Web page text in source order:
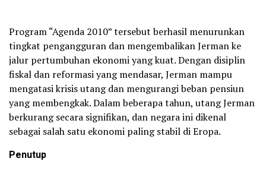
Program “Agenda 2010” tersebut berhasil menurunkan
tingkat pengangguran dan mengembalikan Jerman ke
jalur pertumbuhan ekonomi yang kuat. Dengan disiplin
fiskal dan reformasi yang mendasar, Jerman mampu
mengatasi krisis utang dan mengurangi beban pensiun
yang membengkak. Dalam beberapa tahun, utang Jerman
berkurang secara signifikan, dan negara ini dikenal
sebagai salah satu ekonomi paling stabil di Eropa.
Penutup